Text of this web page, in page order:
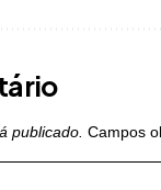
publicado. Campos